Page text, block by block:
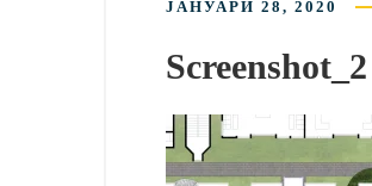
ЈАНУАРИ 28, 2020
Screenshot_2